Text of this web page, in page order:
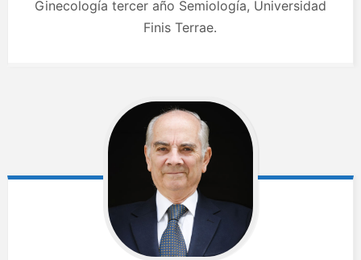
Ginecología tercer año Semiología, Universidad
Finis Terrae.